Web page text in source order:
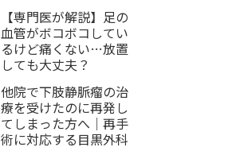
【専門医が解説】足の
血管がボコボコしてい
るけど痛くない…放置
しても大丈夫？
他院で下肢静脈瘤の治
療を受けたのに再発し
てしまった方へ｜再手
術に対応する目黒外科